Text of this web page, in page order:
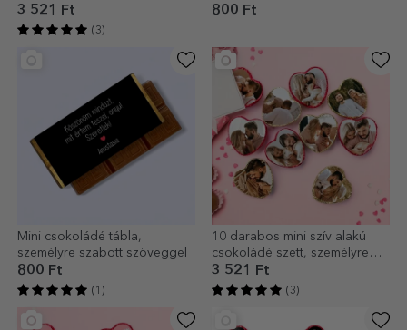
szöveggel személyre szabva –
Rejtett üzenet
3 521 Ft
(3)
800 Ft
Mini csokoládé tábla,
személyre szabott szöveggel
800 Ft
(1)
10 darabos mini szív alakú
csokoládé szett, személyre
szabott fotóval
3 521 Ft
(3)